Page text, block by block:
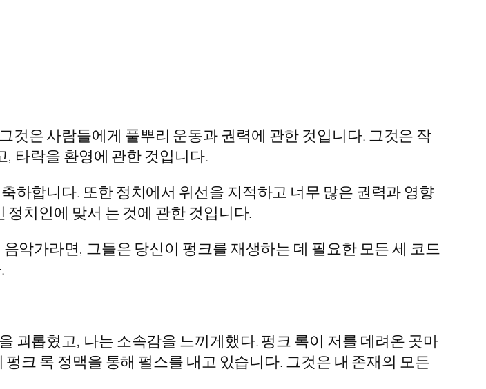
은 사람들에게 풀뿌리 운동과 권력에 관한 것입니다. 그것은 작
타락을 환영에 관한 것입니다.
하합니다. 또한 정치에서 위선을 지적하고 너무 많은 권력과 영향
치인에 맞서 는 것에 관한 것입니다.
악가라면, 그들은 당신이 펑크를 재생하는 데 필요한 모든 세 코드
괴롭혔고, 나는 소속감을 느끼게했다. 펑크 록이 저를 데려온 곳마
크 록 정맥을 통해 펄스를 내고 있습니다. 그것은 내 존재의 모든